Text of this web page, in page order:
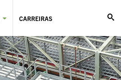
CARREIRAS